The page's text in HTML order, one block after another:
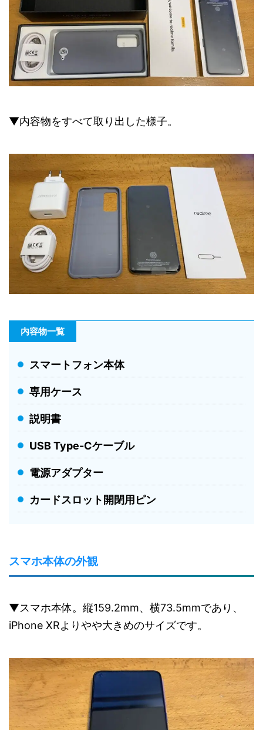
▼内容物をすべて取り出した様子。
内容物一覧
スマートフォン本体
専用ケース
説明書
USB Type-Cケーブル
電源アダプター
カードスロット開閉用ピン
スマホ本体の外観
▼スマホ本体。縦159.2mm、横73.5mmであり、
iPhone XRよりやや大きめのサイズです。